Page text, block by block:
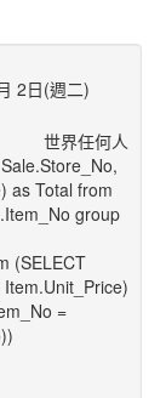
2日(週二)
世界任何人
as Total from
group
(SELECT
=